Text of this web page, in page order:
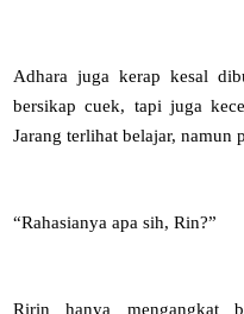
Adhara juga kerap kesal
bersikap cuek, tapi juga
Jarang terlihat belajar, namun
“Rahasianya apa sih, Rin?”
Ririn hanya mengangkat